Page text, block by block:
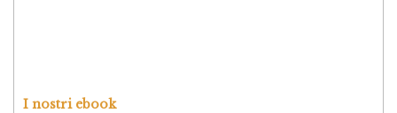
I nostri ebook